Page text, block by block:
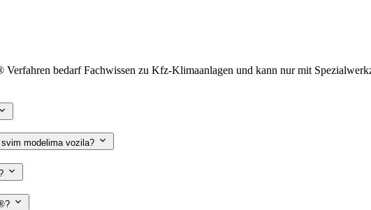
bedarf Fachwissen zu Kfz-Klimaanlagen und kann nur mit
modelima vozila?